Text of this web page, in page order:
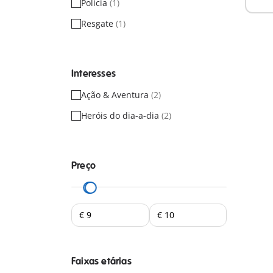
Policia (1)
Resgate (1)
Interesses
Ação & Aventura (2)
Heróis do dia-a-dia (2)
Preço
Faixas etárias